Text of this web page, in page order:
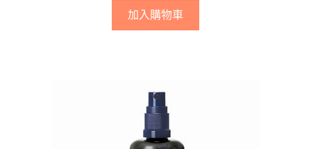
加入購物車